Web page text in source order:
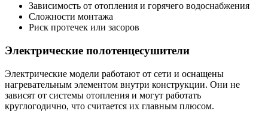
Зависимость от отопления и горячего водоснабжения
Сложности монтажа
Риск протечек или засоров
Электрические полотенцесушители
Электрические модели работают от сети и оснащены
нагревательным элементом внутри конструкции. Они не
зависят от системы отопления и могут работать
круглогодично, что считается их главным плюсом.